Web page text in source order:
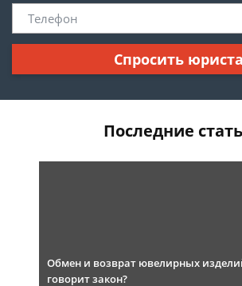
Спросить юриста
Последние
Обмен и возврат ювелирных
говорит закон?